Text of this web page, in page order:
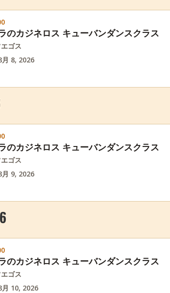
のカジネロス キューバンダンスクラス
ゴス
月 8, 2026
のカジネロス キューバンダンスクラス
ゴス
月 9, 2026
のカジネロス キューバンダンスクラス
ゴス
月 10, 2026